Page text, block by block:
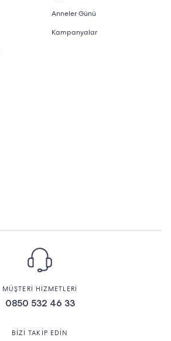
Anneler Günü
Kampanyalar
MÜŞTERİ HİZMETLERİ
0850 532 46 33
BİZİ TAKİP EDİN